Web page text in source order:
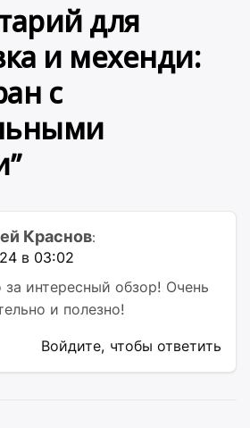
для
и мехенди:
с
”
Краснов:
в 03:02
за интересный обзор! Очень
и полезно!
Войдите, чтобы ответить